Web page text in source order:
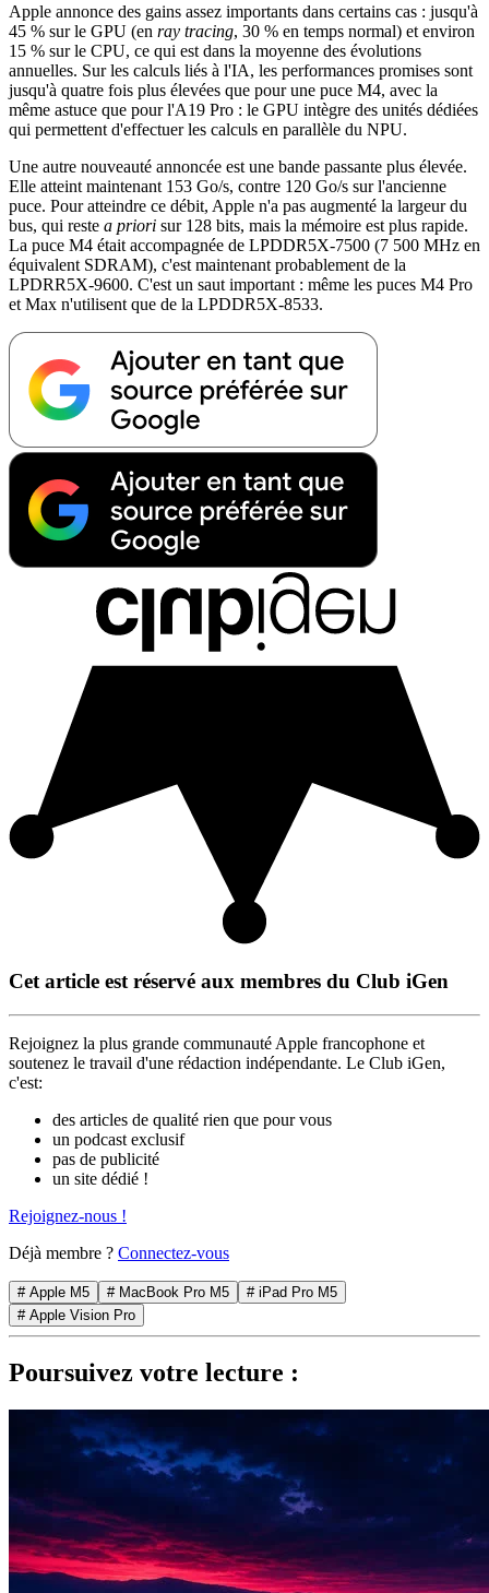
Apple annonce des gains assez importants dans certains cas : jusqu'à
45 % sur le GPU (en ray tracing, 30 % en temps normal) et environ
15 % sur le CPU, ce qui est dans la moyenne des évolutions
annuelles. Sur les calculs liés à l'IA, les performances promises sont
jusqu'à quatre fois plus élevées que pour une puce M4, avec la
même astuce que pour l'A19 Pro : le GPU intègre des unités dédiées
qui permettent d'effectuer les calculs en parallèle du NPU.
Une autre nouveauté annoncée est une bande passante plus élevée.
Elle atteint maintenant 153 Go/s, contre 120 Go/s sur l'ancienne
puce. Pour atteindre ce débit, Apple n'a pas augmenté la largeur du
bus, qui reste a priori sur 128 bits, mais la mémoire est plus rapide.
La puce M4 était accompagnée de LPDDR5X-7500 (7 500 MHz en
équivalent SDRAM), c'est maintenant probablement de la
LPDRR5X-9600. C'est un saut important : même les puces M4 Pro
et Max n'utilisent que de la LPDDR5X-8533.
Cet article est réservé aux membres du Club iGen
Rejoignez la plus grande communauté Apple francophone et
soutenez le travail d'une rédaction indépendante. Le Club iGen,
c'est:
des articles de qualité rien que pour vous
un podcast exclusif
pas de publicité
un site dédié !
Rejoignez-nous !
Déjà membre ? Connectez-vous
# Apple M5 # MacBook Pro M5
# iPad Pro M5
# Apple Vision Pro
Poursuivez votre lecture :